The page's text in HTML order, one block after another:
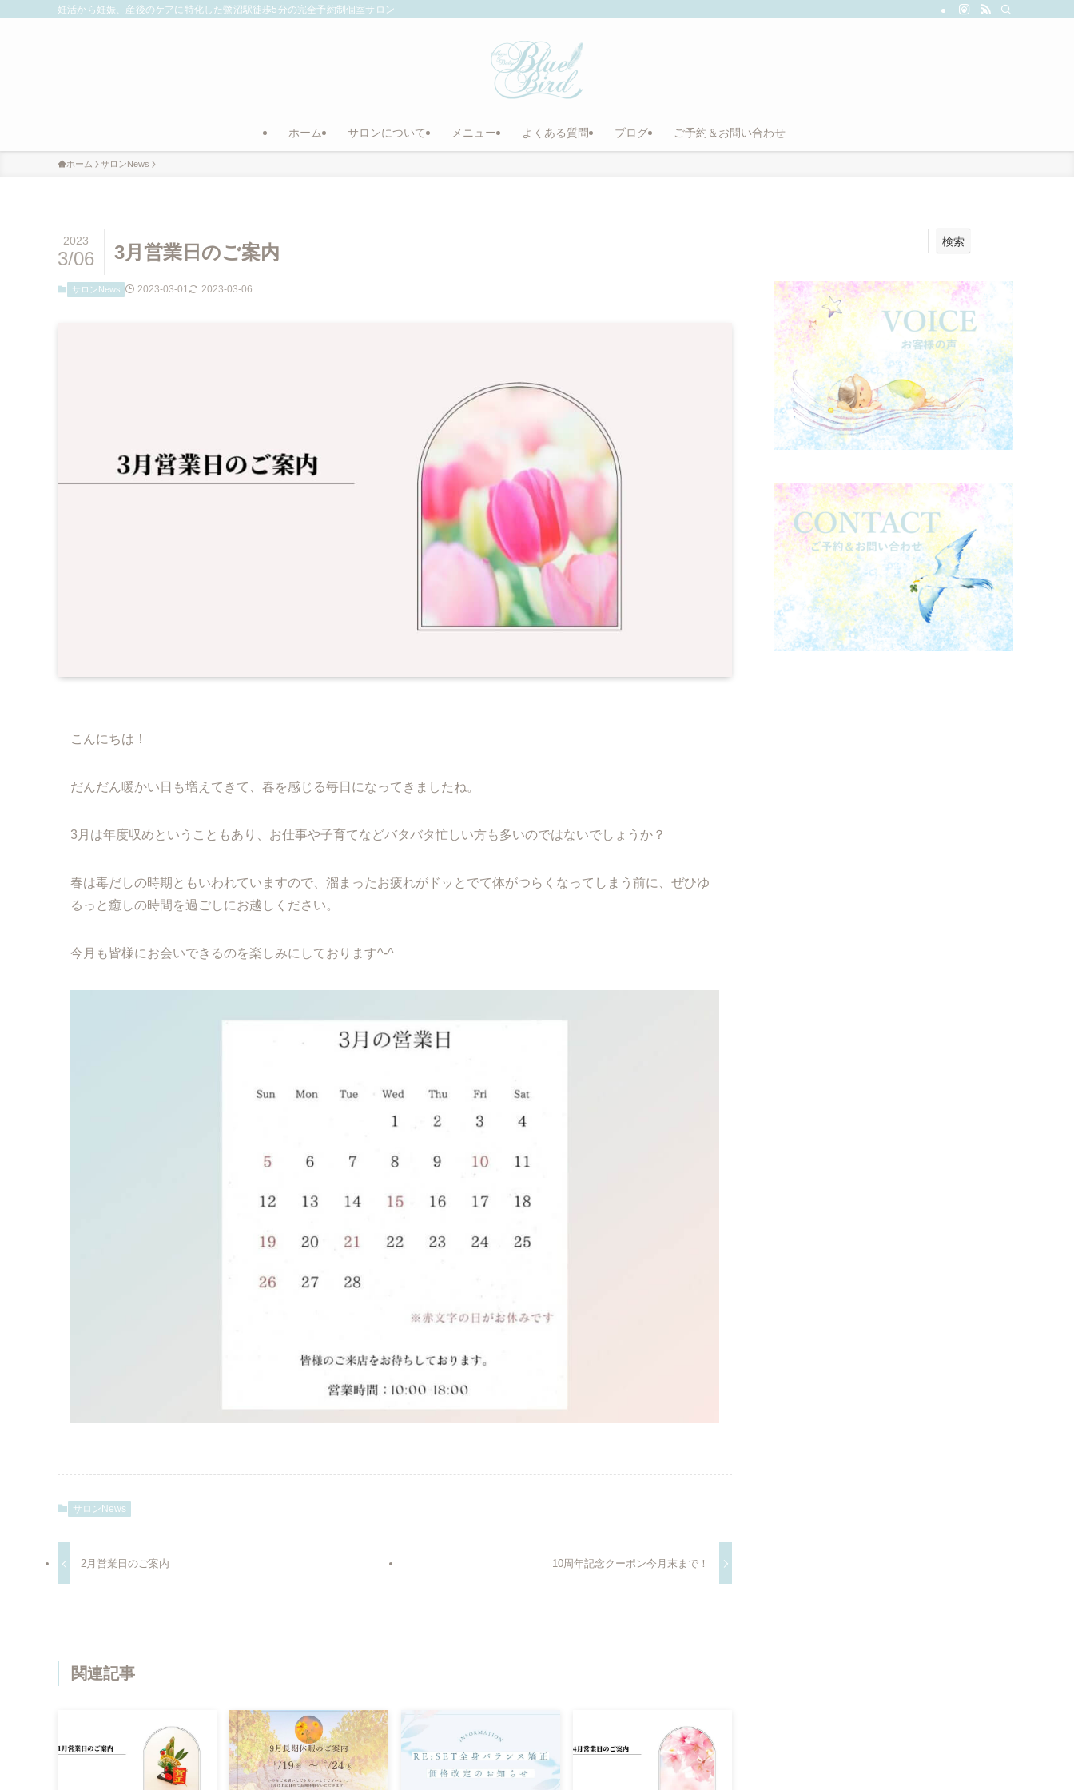
妊活から妊娠、産後のケアに特化した鷺沼駅徒歩5分の完全予約制個室サロン
ホーム サロンについて メニュー よくある質問 ブログ ご予約＆お問い合わせ
ホーム サロンNews
3月営業日のご案内
2023
3/06
サロンNews 2023-03-01 2023-03-06
こんにちは！
だんだん暖かい日も増えてきて、春を感じる毎日になってきましたね。
3月は年度収めということもあり、お仕事や子育てなどバタバタ忙しい方も多いのではないでしょうか？
春は毒だしの時期ともいわれていますので、溜まったお疲れがドッとでて体がつらくなってしまう前に、ぜひゆ
るっと癒しの時間を過ごしにお越しください。
今月も皆様にお会いできるのを楽しみにしております^-^
サロンNews
2月営業日のご案内 10周年記念クーポン今月末まで！
関連記事
検索